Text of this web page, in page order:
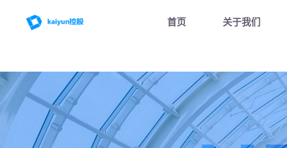
首页 关于我们